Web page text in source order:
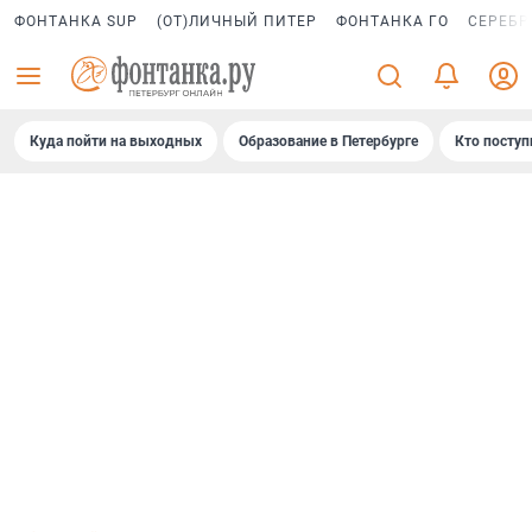
ФОНТАНКА SUP (ОТ)ЛИЧНЫЙ ПИТЕР ФОНТАНКА ГО
Куда пойти на выходных Образование в Петербурге Кто